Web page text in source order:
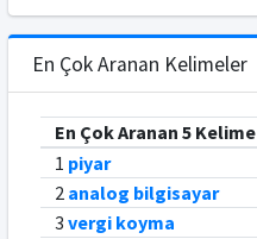
En Çok Aranan Kelimeler
En Çok Aranan 5 Kelime
1 piyar
2 analog bilgisayar
3 vergi koyma